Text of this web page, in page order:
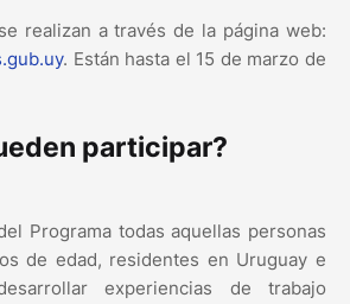
realizan a través de la página web:
. Están hasta el 15 de marzo de
participar?
Programa todas aquellas personas
de edad, residentes en Uruguay e
experiencias de trabajo